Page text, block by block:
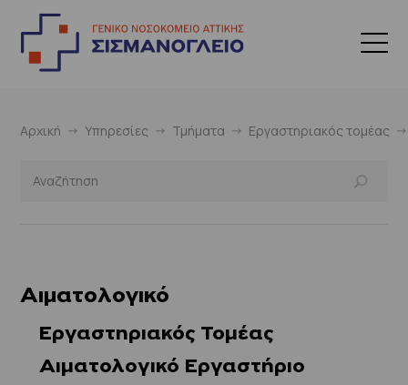
Αρχική Υπηρεσίες Τμήματα Εργαστηριακός τομέας
Αιματολογικό
Εργαστηριακός Τομέας
Αιματολογικό Εργαστήριο